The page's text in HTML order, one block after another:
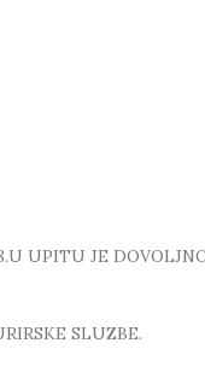
UPITU JE
SLUZBE.